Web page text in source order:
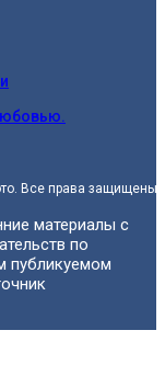
Все права защищены.
материалы с
по
публикуемом